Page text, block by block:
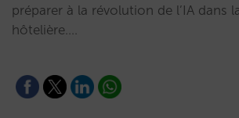
préparer à la révolution de l’IA dans
hôtelière.…